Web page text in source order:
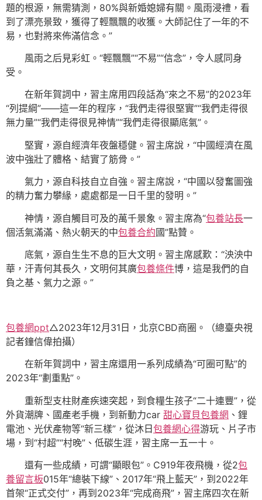
題的根源，無需猜測，80%與新婚媳婦有關。風雨浸禮，看
到了漂亮景致，獲得了輕飄飄的收獲。大師記住了一年的不
易，也對將來佈滿信念。”
風雨之后見彩虹。“輕飄飄”“不易”“信念”，令人感同身
受。
在新年賀詞中，習主席用四段話為“來之不易”的2023年
“列提綱”——這一年的程序，“我們走得很堅實”“我們走得很
無力量”“我們走得很見神情”“我們走得很顯底氣”。
堅實，源自經濟年夜盤穩健。習主席說，“中國經濟在風
波中強壯了體格、結實了筋骨。”
氣力，源自科技自立自強。習主席說，“中國以發奮圖強
的精力奮力攀緣，處處都是一日千里的發明。”
神情，源自觸目可及的萬千景象。習主席為“包養站長一
個活氣滿滿、熱火朝天的中包養合約國”點贊。
底氣，源自生生不息的巨大文明。習主席感歎：“泱泱中
華，汗青何其長久，文明何其廣包養條件博，這是我們的自
負之基、氣力之源。”
包養網ppt△2023年12月31日，北京CBD商圈。（總臺央視
記者鐘信偉拍攝）
在新年賀詞中，習主席還用一系列成績為“可圈可點”的
2023年“劃重點”。
重新型支柱財產疾速突起，到食糧生孩子“二十連豐”，從
外貨潮牌、國產老手機，到新動力car 甜心寶貝包養網 、鋰
電池、光伏產物等“新三樣”，從沐日包養網心得游玩、片子市
場，到“村超”“村晚”、低碳生涯，習主席一五一十。
還有一些成績，可謂“顯眼包”。C919年夜飛機，從2包
養留言板015年“總裝下線”、2017年“飛上藍天”，到2022年
首架“正式交付”，再到2023年“完成商飛”，習主席四次在新